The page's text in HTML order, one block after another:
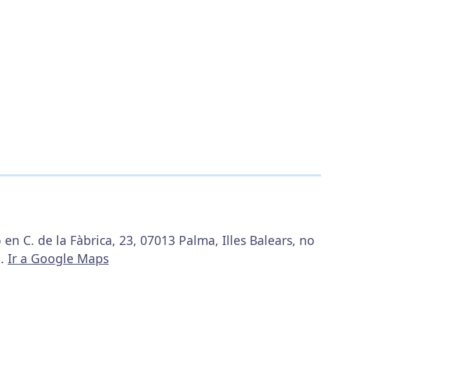
C. de la Fàbrica, 23, 07013 Palma, Illes Balears, no
Ir a Google Maps